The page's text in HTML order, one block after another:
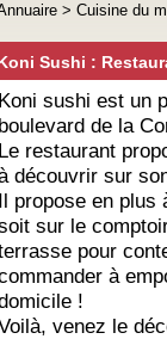
> Cuisine du
Sushi :
sushi est un
de la
restaurant
découvrir sur
propose en plus
sur le
pour
à
!
venez le